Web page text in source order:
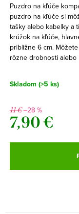
Puzdro na kľúče
puzdro na kľúče si
tašky alebo kabelky a
krúžok na kľúče,
približne 6 cm.
rôzne drobnosti alebo
Skladom (>5 ks)
11 €–28 %
7,90 €
cena: